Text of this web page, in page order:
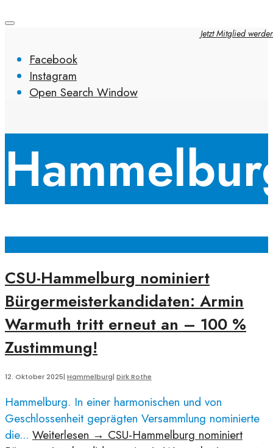
Jetzt Mitglied
Facebook
Instagram
Open Search Window
CSU-Hammelburg nominiert
Bürgermeisterkandidaten: Armin
Warmuth tritt erneut an – 100 %
Zustimmung!
12. Oktober 2025| Hammelburg| Dirk Rothe
Hammelburg. In einer harmonischen und von
Geschlossenheit geprägten Versammlung nominierte
die... Weiterlesen → CSU-Hammelburg nominiert